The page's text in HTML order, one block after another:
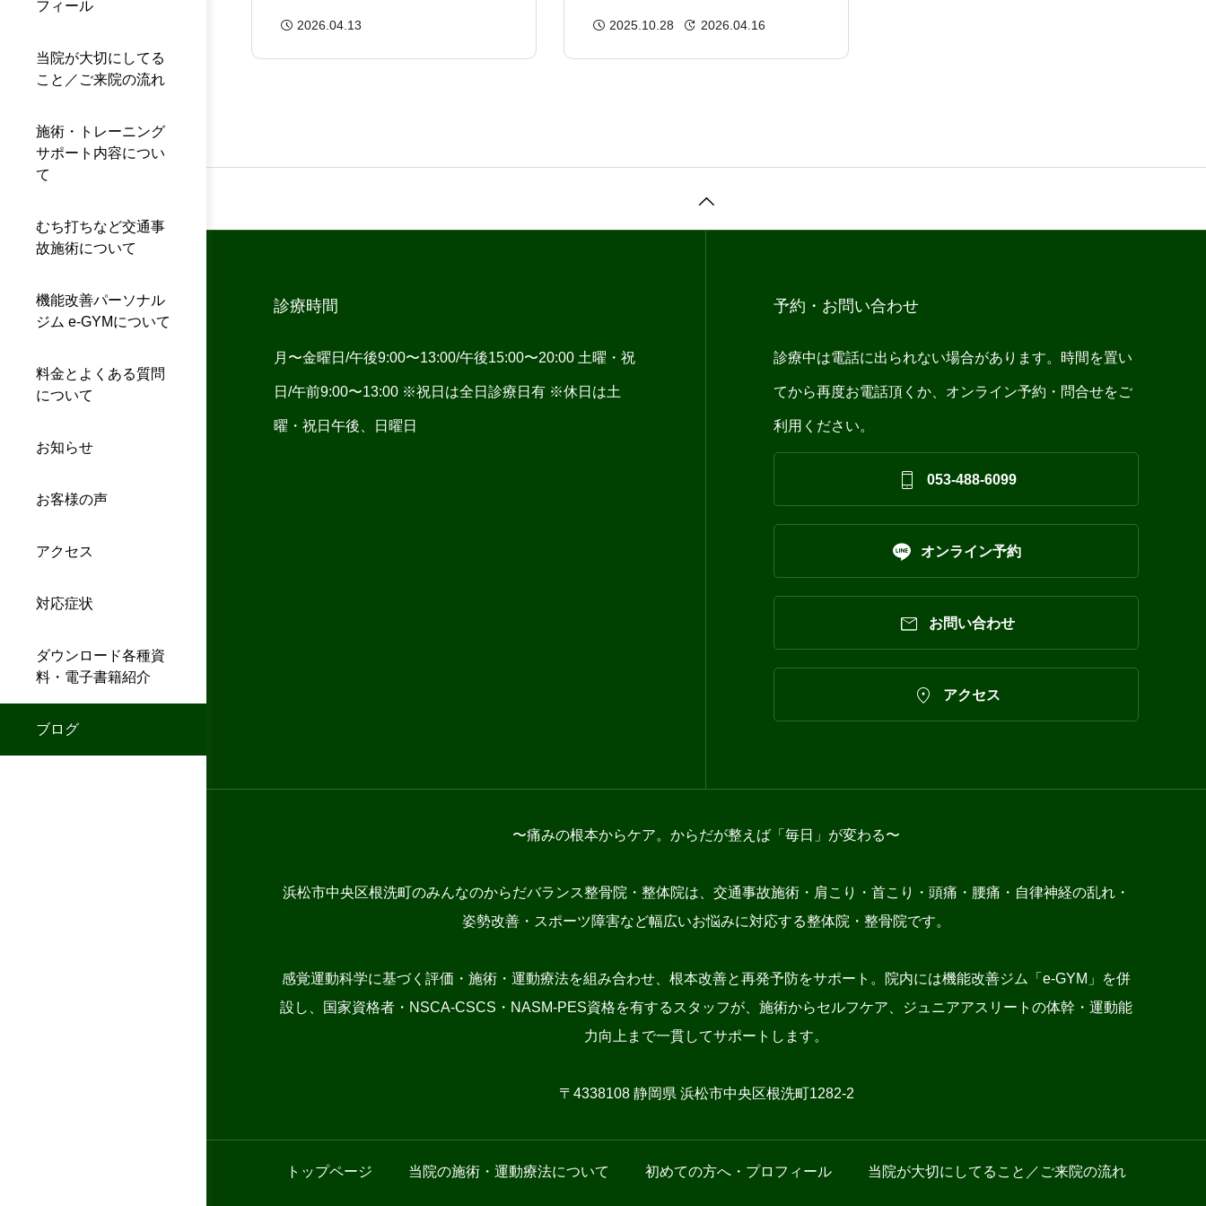
フィール
当院が大切にしてる
こと／ご来院の流れ
施術・トレーニング
サポート内容につい
て
むち打ちなど交通事
故施術について
機能改善パーソナル
ジム e-GYMについて
料金とよくある質問
について
お知らせ
お客様の声
アクセス
対応症状
ダウンロード各種資
料・電子書籍紹介
ブログ
2026.04.13 2025.10.28 2026.04.16
診療時間
月〜金曜日/午後9:00〜13:00/午後15:00〜20:00 土曜・祝
日/午前9:00〜13:00 ※祝日は全日診療日有 ※休日は土
曜・祝日午後、日曜日
予約・お問い合わせ
診療中は電話に出られない場合があります。時間を置い
てから再度お電話頂くか、オンライン予約・問合せをご
利用ください。
 053-488-6099
 オンライン予約
 お問い合わせ
 アクセス
〜痛みの根本からケア。からだが整えば「毎日」が変わる〜
浜松市中央区根洗町のみんなのからだバランス整骨院・整体院は、交通事故施術・肩こり・首こり・頭痛・腰痛・自律神経の乱れ・
姿勢改善・スポーツ障害など幅広いお悩みに対応する整体院・整骨院です。
感覚運動科学に基づく評価・施術・運動療法を組み合わせ、根本改善と再発予防をサポート。院内には機能改善ジム「e-GYM」を併
設し、国家資格者・NSCA-CSCS・NASM-PES資格を有するスタッフが、施術からセルフケア、ジュニアアスリートの体幹・運動能
力向上まで一貫してサポートします。
〒4338108 静岡県 浜松市中央区根洗町1282-2
トップページ 当院の施術・運動療法について 初めての方へ・プロフィール 当院が大切にしてること／ご来院の流れ